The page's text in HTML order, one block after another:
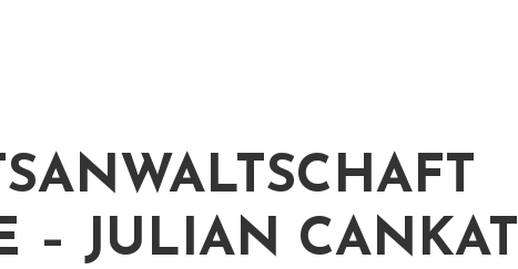
– JULIAN CANKAT